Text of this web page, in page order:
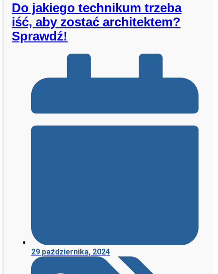
Do jakiego technikum trzeba
iść, aby zostać architektem?
Sprawdź!
29 października, 2024